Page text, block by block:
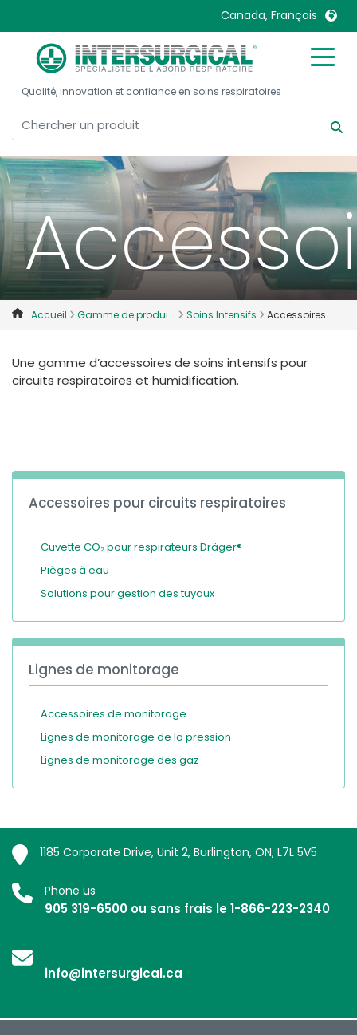
Canada, Français
United Kingdom
United States
Australia
Belgique, Français
Canada, English
Canada, Français
China
Colombia
Denmark
España
Italia
Malaysia
Mexico
Nederlands
Norway
Portugal
Russia
Turkey
Qualité, innovation et confiance en soins respiratoires
Accueil Gamme de produi... Soins Intensifs Accessoires
Une gamme d’accessoires de soins intensifs pour
circuits respiratoires et humidification.
Accessoires pour circuits respiratoires
Cuvette CO₂ pour respirateurs Dräger®
Pièges à eau
Solutions pour gestion des tuyaux
Lignes de monitorage
Accessoires de monitorage
Lignes de monitorage de la pression
Lignes de monitorage des gaz
1185 Corporate Drive, Unit 2, Burlington, ON, L7L 5V5
Phone us
905 319-6500 ou sans frais le 1-866-223-2340
info@intersurgical.ca